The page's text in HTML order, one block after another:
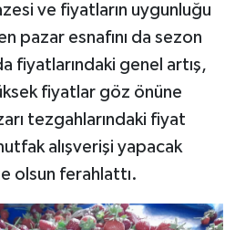
ve fiyatların uygunluğu
pazar esnafını da sezon
fiyatlarındaki genel artış,
fiyatlar göz önüne
tezgahlarındaki fiyat
alışverişi yapacak
olsun ferahlattı.